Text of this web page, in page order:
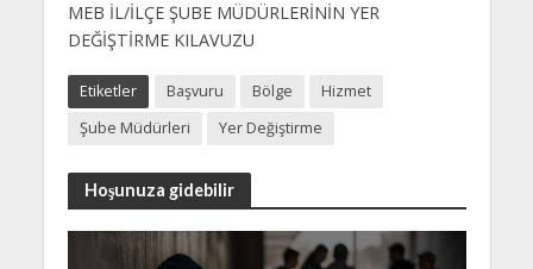
MEB İL/İLÇE ŞUBE MÜDÜRLERİNİN YER
DEĞİŞTİRME KILAVUZU
Etiketler Başvuru Bölge
Hizmet
Şube Müdürleri
Yer Değiştirme
Hoşunuza gidebilir